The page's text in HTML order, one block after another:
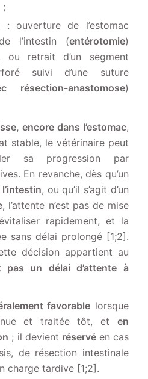
;
: ouverture de l’estomac
l’intestin (entérotomie)
ou retrait d’un segment
suivi d’une suture
résection-anastomose)
encore dans l’estomac,
stable, le vétérinaire peut
sa progression par
En revanche, dès qu’un
, ou qu’il s’agit d’un
, l’attente n’est pas de mise
rapidement, et la
sans délai prolongé [1;2].
décision appartient au
pas un délai d’attente à
favorable lorsque
et traitée tôt, et en
; il devient réservéen cas
de résection intestinale
charge tardive [1;2].